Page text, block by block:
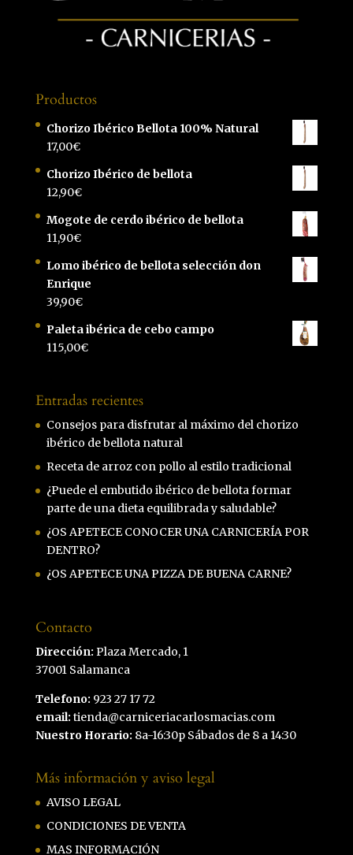
Productos
Chorizo Ibérico Bellota 100% Natural
17,00€
Chorizo Ibérico de bellota
12,90€
Mogote de cerdo ibérico de bellota
11,90€
Lomo ibérico de bellota selección don
Enrique
39,90€
Paleta ibérica de cebo campo
115,00€
Entradas recientes
Consejos para disfrutar al máximo del chorizo
ibérico de bellota natural
Receta de arroz con pollo al estilo tradicional
¿Puede el embutido ibérico de bellota formar
parte de una dieta equilibrada y saludable?
¿OS APETECE CONOCER UNA CARNICERÍA POR
DENTRO?
¿OS APETECE UNA PIZZA DE BUENA CARNE?
Contacto
Dirección: Plaza Mercado, 1
37001 Salamanca
Telefono: 923 27 17 72
email: tienda@carniceriacarlosmacias.com
Nuestro Horario: 8a-16:30p Sábados de 8 a 14:30
Más información y aviso legal
AVISO LEGAL
CONDICIONES DE VENTA
MAS INFORMACIÓN